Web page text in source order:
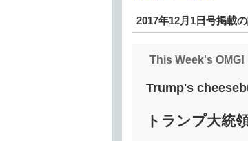
2017年12月1日号掲載
This Week's OMG!
Trump's
トランプ大統